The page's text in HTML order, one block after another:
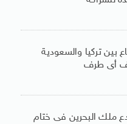
بين تركيا والسعودية
أى طرف
ملك البحرين فى ختام